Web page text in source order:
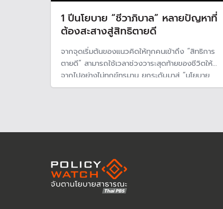
1 ปีนโยบาย “ชีวาภิบาล” หลายปัญหาที่
ต้องสะสางสู่สิทธิตายดี
จากจุดเริ่มต้นของแนวคิดให้ทุกคนเข้าถึง “สิทธิการ
ตายดี” สามารถใช้เวลาช่วงวาระสุดท้ายของชีวิตให้
จากไปอย่างไม่ทุกข์ทรมาน ยกระดับมาสู่ “นโยบาย
สถานชีวาภิบาล” ที่ดำเนินต่อเนื่องมาถึง 2 รัฐบาล